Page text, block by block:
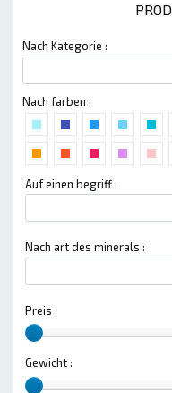
Nach Kategorie :
Nach farben :
Auf einen begriff :
Nach art des minerals :
Preis :
Gewicht :